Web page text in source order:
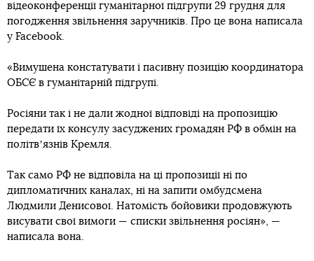
відеоконференції гуманітарної підгрупи 29 грудня для
погодження звільнення заручників. Про це вона написала
у Facebook.
«Вимушена констатувати і пасивну позицію координатора
ОБСЄ в гуманітарній підгрупі.
Росіяни так і не дали жодної відповіді на пропозицію
передати їх консулу засуджених громадян РФ в обмін на
політвʼязнів Кремля.
Так само РФ не відповіла на ці пропозиції ні по
дипломатичних каналах, ні на запити омбудсмена
Людмили Денисової. Натомість бойовики продовжують
висувати свої вимоги — списки звільнення росіян», —
написала вона.